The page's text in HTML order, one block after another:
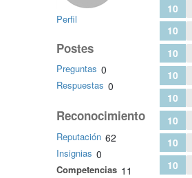
Perfil
Postes
Preguntas 0
Respuestas 0
Reconocimiento
Reputación 62
Insignias 0
Competencias 11
10
10
10
10
10
10
10
10